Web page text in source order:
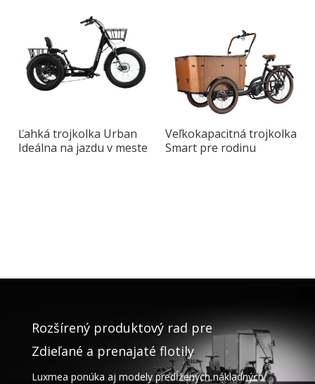
Ľahká trojkolka Urban
Ideálna na jazdu v meste
Veľkokapacitná trojkolka
Smart pre rodinu
Rozšírený produktový rad pre
Zdieľané a prenajaté flotily
Luxmea ponúka aj modely predĺžených nákladných